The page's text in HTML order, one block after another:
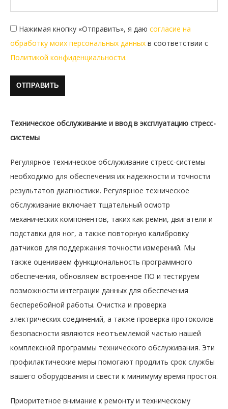
Нажимая кнопку «Отправить», я даю согласие на
обработку моих персональных данных в соответствии с
Политикой конфиденциальности.
Техническое обслуживание и ввод в эксплуатацию стресс-
системы
Регулярное техническое обслуживание стресс-системы
необходимо для обеспечения их надежности и точности
результатов диагностики. Регулярное техническое
обслуживание включает тщательный осмотр
механических компонентов, таких как ремни, двигатели и
подставки для ног, а также повторную калибровку
датчиков для поддержания точности измерений. Мы
также оцениваем функциональность программного
обеспечения, обновляем встроенное ПО и тестируем
возможности интеграции данных для обеспечения
бесперебойной работы. Очистка и проверка
электрических соединений, а также проверка протоколов
безопасности являются неотъемлемой частью нашей
комплексной программы технического обслуживания. Эти
профилактические меры помогают продлить срок службы
вашего оборудования и свести к минимуму время простоя.
Приоритетное внимание к ремонту и техническому